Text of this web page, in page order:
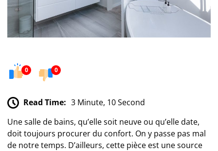
0 0
Read Time: 3 Minute, 10 Second
Une salle de bains, qu’elle soit neuve ou qu’elle date,
doit toujours procurer du confort. On y passe pas mal
de notre temps. D’ailleurs, cette pièce est une source